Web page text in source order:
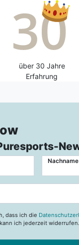
über 30 Jahre
Erfahrung
Nachname
dass ich die
ich jederzeit